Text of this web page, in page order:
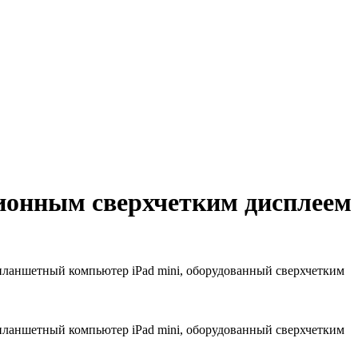
сверхчетким дисплеем
компьютер iPad mini, оборудованный сверхчетким
компьютер iPad mini, оборудованный сверхчетким